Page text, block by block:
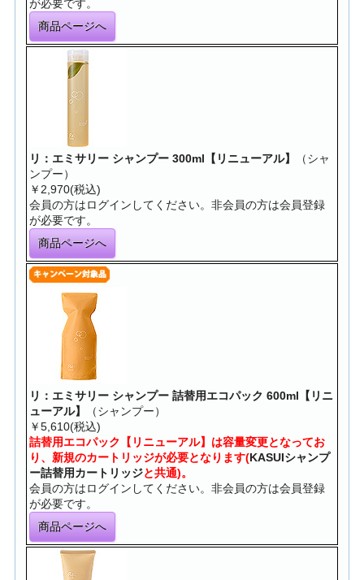
が必要です。
商品ページへ
リ：エミサリー シャンプー 300ml【リニューアル】
（シャ
ンプー）
￥2,970(税込)
会員の方はログインしてください。非会員の方は会員登録
が必要です。
商品ページへ
リ：エミサリー シャンプー 詰替用エコパック 600ml【リニ
ューアル】
（シャンプー）
￥5,610(税込)
詰替用エコパック【リニューアル】は容量変更となってお
り、新規のカートリッジが必要となります(KASUIシャンプ
ー詰替用カートリッジと共通)。
会員の方はログインしてください。非会員の方は会員登録
が必要です。
商品ページへ